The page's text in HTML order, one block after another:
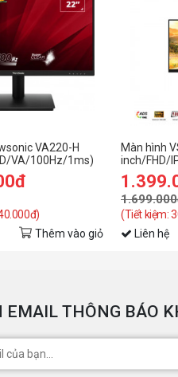
VA220-H
VA/100Hz/1ms)
Thêm vào giỏ
Màn hình
inch/FHD/
(Tiết kiệm:
Liên hệ
THÔNG BÁO